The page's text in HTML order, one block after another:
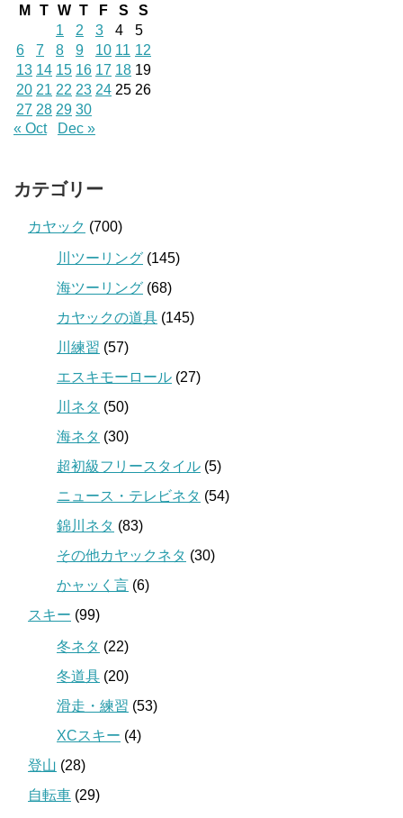
M
T W T F S
S
1
2 3 4
5
6
7 8 9 10 11 12
13 14 15 16 17 18 19
20 21 22 23 24 25 26
27 28 29 30
« Oct
Dec »
カテゴリー
カヤック (700)
川ツーリング (145)
海ツーリング (68)
カヤックの道具 (145)
川練習 (57)
エスキモーロール (27)
川ネタ (50)
海ネタ (30)
超初級フリースタイル (5)
ニュース・テレビネタ (54)
錦川ネタ (83)
その他カヤックネタ (30)
かャッく言 (6)
スキー (99)
冬ネタ (22)
冬道具 (20)
滑走・練習 (53)
XCスキー (4)
登山 (28)
自転車 (29)